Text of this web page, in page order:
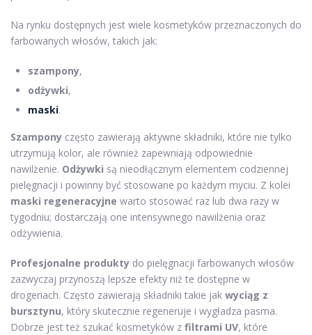
Na rynku dostępnych jest wiele kosmetyków przeznaczonych do
farbowanych włosów, takich jak:
szampony,
odżywki,
maski.
Szampony często zawierają aktywne składniki, które nie tylko
utrzymują kolor, ale również zapewniają odpowiednie
nawilżenie. Odżywki są nieodłącznym elementem codziennej
pielęgnacji i powinny być stosowane po każdym myciu. Z kolei
maski regeneracyjne warto stosować raz lub dwa razy w
tygodniu; dostarczają one intensywnego nawilżenia oraz
odżywienia.
Profesjonalne produkty do pielęgnacji farbowanych włosów
zazwyczaj przynoszą lepsze efekty niż te dostępne w
drogeriach. Często zawierają składniki takie jak wyciąg z
bursztynu, który skutecznie regeneruje i wygładza pasma.
Dobrze jest też szukać kosmetyków z filtrami UV, które